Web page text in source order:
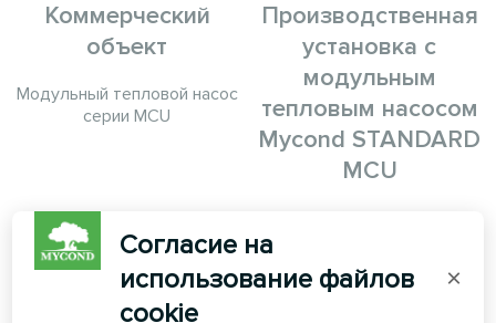
Коммерческий
объект
Модульный тепловой насос
серии MCU
Производственная
установка с
модульным
тепловым насосом
Mycond STANDARD
MCU
MyCond STANDARD MCU
климат-контроль для
Согласие на
использование файлов
cookie
×